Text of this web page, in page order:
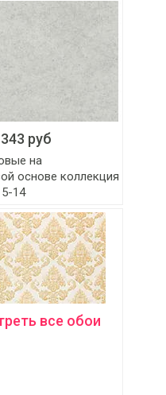
343 руб
на
основе коллекция
14
все обои